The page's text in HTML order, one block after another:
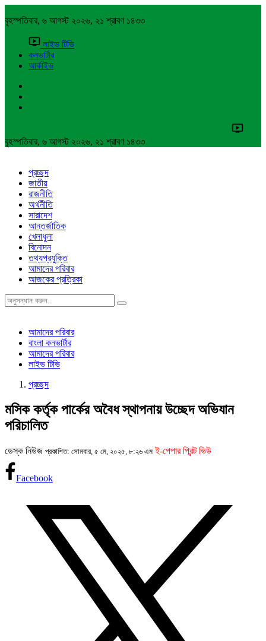
বৃহস্পতিবার, ৬ আগস্ট ২০২৬, ২১ শ্রাবণ ১৪৩৩
লাইভ টিভি
কনভার্টার
আর্কাইভ
বৃহস্পতিবার, ৬ আগস্ট ২০২৬, ২১ শ্রাবণ ১৪৩৩
প্রচ্ছদ
জাতীয়
রাজনীতি
অর্থনীতি
সারাদেশ
আন্তর্জাতিক
খেলাধুলা
বিনোদন
তথ্যপ্রযুক্তি
আমাদের পরিবার
আজকের প্রত্রিকা
আমাদের পরিবার
বাংলা কনভার্টার
আমাদের পরিবার
লাইভ টিভি
প্রচ্ছদ
মসিক কর্তৃক পার্কের অবৈধ স্থাপনায় উচ্ছেদ অভিযান
পরিচালিত
ডেস্ক নিউজ প্রকাশিত: সোমবার, ৫ মে, ২০২৫, ৮:২৬ এম ই-পেপার প্রিন্ট ভিউ
Facebook